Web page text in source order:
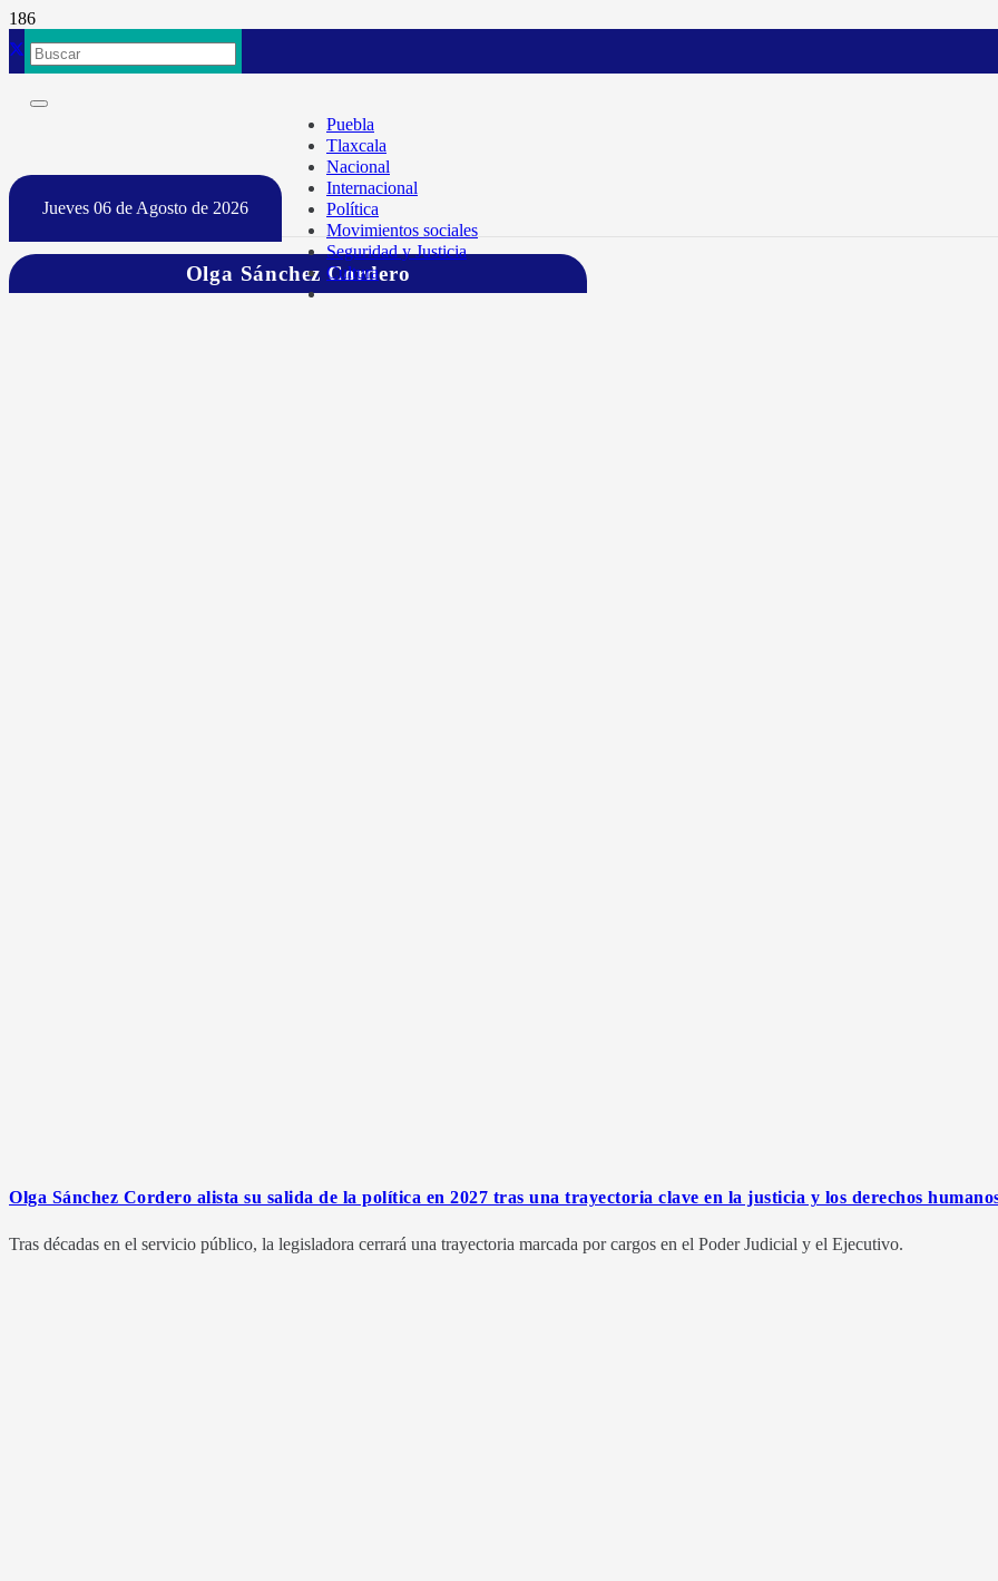
Jueves 06 de Agosto de 2026
Puebla
Tlaxcala
Nacional
Internacional
Política
Movimientos sociales
Seguridad y Justicia
Cultura
Olga Sánchez Cordero
Olga Sánchez Cordero alista su salida de la política en 2027 tras una trayectoria clave en la justicia y los derechos
Tras décadas en el servicio público, la legisladora cerrará una trayectoria marcada por cargos en el Poder Judicial y el Ejecutivo.